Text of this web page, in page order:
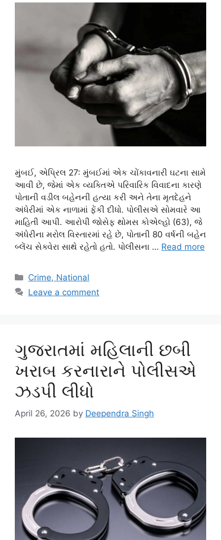
મુંબઈ, એપ્રિલ 27: મુંબઈમાં એક ચોંકાવનારી ઘટના સામે
આવી છે, જેમાં એક વ્યક્તિએ પરિવારિક વિવાદના કારણે
પોતાની વડીલ બહેનની હત્યા કરી અને તેના મૃતદેહને
અંધેરીમાં એક નાળામાં ફેંકી દીધો. પોલીસએ સોમવારે આ
માહિતી આપી. આરોપી જોસેફ થોમસ કોએલ્હો (63), જે
અંધેરીના મરોલ વિસ્તારમાં રહે છે, પોતાની 80 વર્ષની બહેન
બ્લેંચ સેક્વેરા સાથે રહેતો હતો. પોલીસના … Read more
Categories
Crime, National
Leave a comment
ગુજરાતમાં મહિલાની છબી
ખરાબ કરનારાને પોલીસએ
ઝડપી લીધો
April 26, 2026 by Deependra Singh